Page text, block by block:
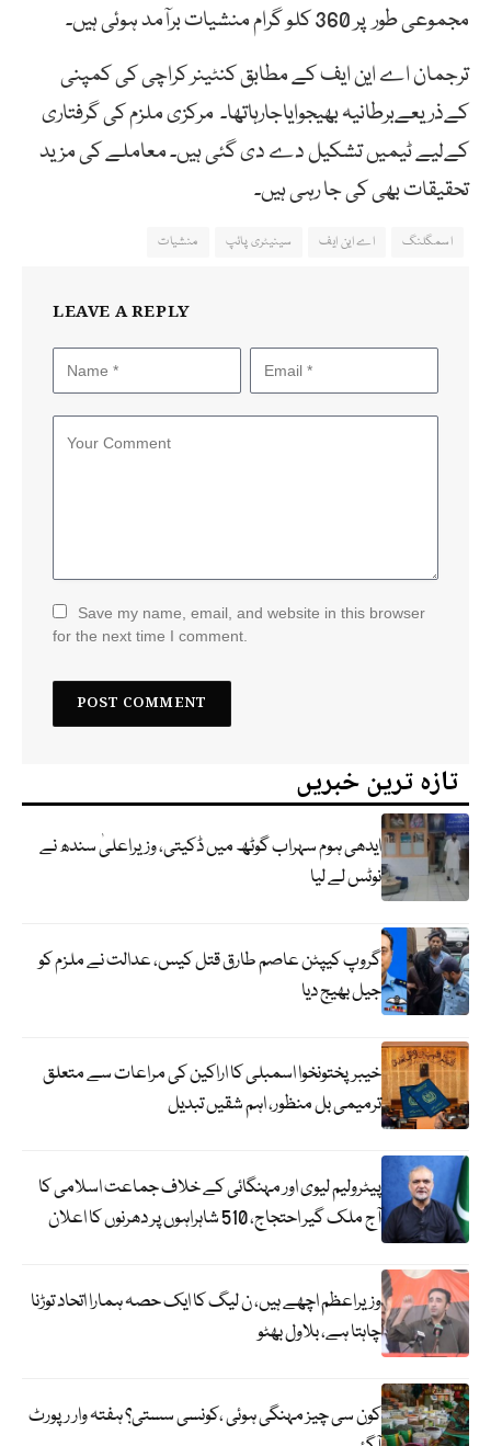
مجموعی طور پر 360 کلو گرام منشیات برآمد ہوئی ہیں۔
ترجمان اے این ایف کے مطابق کنٹینر کراچی کی کمپنی
کےذریعےبرطانیہ بھیجوایاجارہاتھا۔ مرکزی ملزم کی گرفتاری
کےلیے ٹیمیں تشکیل دے دی گئی ہیں۔ معاملے کی مزید
تحقیقات بھی کی جا رہی ہیں۔
اسمگلنگ اے این ایف سینیٹری پائپ منشیات
LEAVE A REPLY
Save my name, email, and website in this browser
for the next time I comment.
تازہ ترین خبریں
ایدھی ہوم سہراب گوٹھ میں ڈکیتی، وزیراعلیٰ سندھ نے
نوٹس لے لیا
گروپ کیپٹن عاصم طارق قتل کیس، عدالت نے ملزم کو
جیل بھیج دیا
خیبرپختونخوا اسمبلی کا اراکین کی مراعات سے متعلق
ترمیمی بل منظور، اہم شقیں تبدیل
پیٹرولیم لیوی اور مہنگائی کے خلاف جماعت اسلامی کا
آج ملک گیر احتجاج، 510 شاہراہوں پر دھرنوں کا اعلان
وزیراعظم اچھے ہیں، ن لیگ کا ایک حصہ ہمارا اتحاد توڑنا
چاہتا ہے، بلاول بھٹو
کون سی چیز مہنگی ہوئی ،کونسی سستی؟ ہفتہ وار رپورٹ